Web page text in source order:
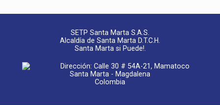
SETP Santa Marta S.A.S.
Alcaldía de Santa Marta D.T.C.H.
Santa Marta si Puede!.
Dirección: Calle 30 # 54A-21, Mamatoco
Santa Marta - Magdalena
Colombia